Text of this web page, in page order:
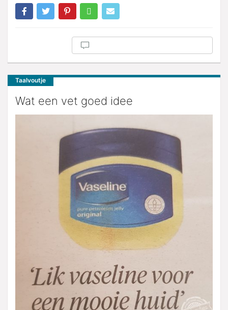
Taalvoutje
Wat een vet goed idee